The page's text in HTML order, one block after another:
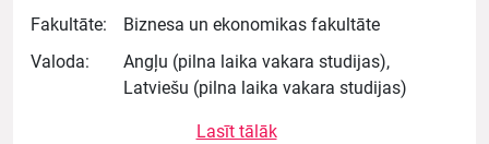
Fakultāte:
Biznesa un ekonomikas fakultāte
Valoda:
Angļu (pilna laika vakara studijas),
Latviešu (pilna laika vakara studijas)
Lasīt tālāk